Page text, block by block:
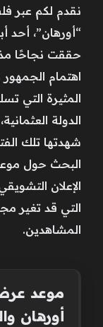
“أورهان”، أحد
حققت نجاحًا
اهتمام
المثيرة التي
الدولة
البحث حول
الإعلان
التي قد تغير
المشاهدين.
أورهان